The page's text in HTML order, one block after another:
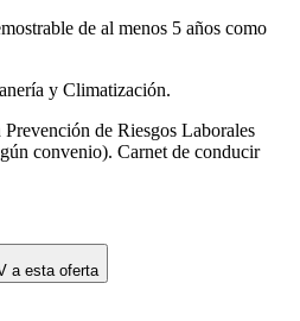
de al menos 5 años como
y Climatización.
de Riesgos Laborales
convenio). Carnet de conducir
a esta oferta